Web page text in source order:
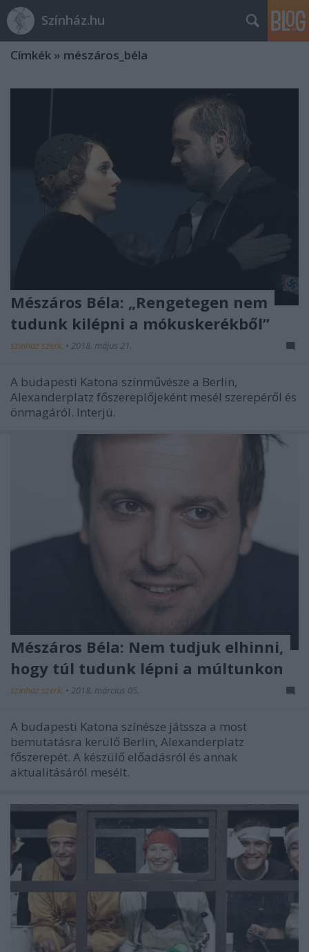
Színház.hu
Címkék » mészáros_béla
Mészáros Béla: „Rengetegen nem
tudunk kilépni a mókuskerékből”
szinhaz szerk. • 2018. május 21.
A budapesti Katona színművésze a Berlin,
Alexanderplatz főszereplőjeként mesél szerepéről és
önmagáról. Interjú.
Mészáros Béla: Nem tudjuk elhinni,
hogy túl tudunk lépni a múltunkon
szinhaz szerk. • 2018. március 05.
A budapesti Katona színésze játssza a most
bemutatásra kerülő Berlin, Alexanderplatz
főszerepét. A készülő előadásról és annak
aktualitásáról mesélt.